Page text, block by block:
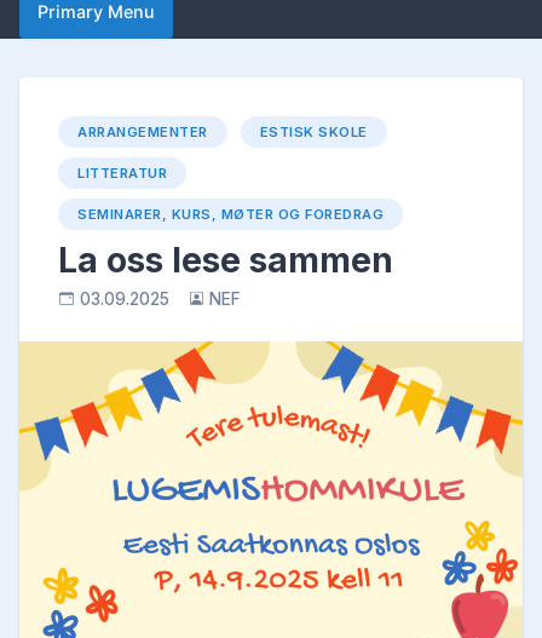
Primary Menu
ARRANGEMENTER ESTISK SKOLE
LITTERATUR
SEMINARER, KURS, MØTER OG FOREDRAG
La oss lese sammen
03.09.2025 NEF